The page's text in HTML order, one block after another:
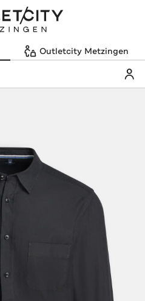
Outletcity Metzingen